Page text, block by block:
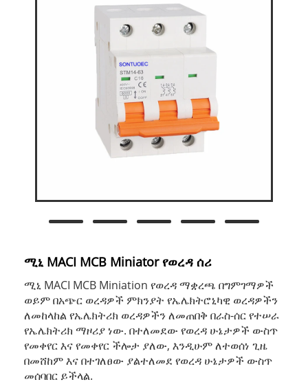
ሚኒ MACI MCB Miniator የወረዳ ሰሪ
ሚኒ MACI MCB Miniation የወረዳ ማቋረጫ በግምገማዎች
ወይም በአጭር ወረዳዎች ምክንያት የኤሌክትሮኒካዊ ወረዳዎችን
ለመከላከል የኤሌክትሪክ ወረዳዎችን ለመጠበቅ በራስ-ሰር የተሠራ
የኤሌክትሪክ ማዞሪያ ነው. በተለመደው የወረዳ ሁኔታዎች ውስጥ
የመቀየር እና የመቀየር ችሎታ ያለው, እንዲሁም ለተወሰነ ጊዜ
በመሸከም እና በተገለፀው ያልተለመደ የወረዳ ሁኔታዎች ውስጥ
መሰባበር ይችላል.